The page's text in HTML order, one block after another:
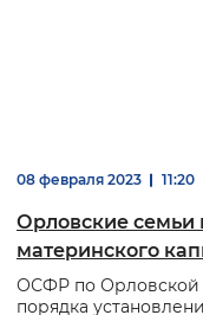
08 февраля 2023 11:20
Орловские семьи
материнского
ОСФР по Орловской
порядка